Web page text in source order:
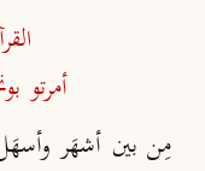
أمرتو
مِن بين أشهَر وأسهَل